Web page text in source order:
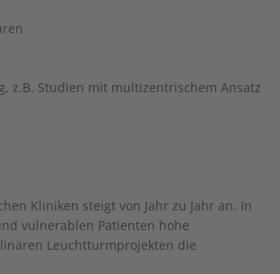
z.B. Studien mit multizentrischem Ansatz
Kliniken steigt von Jahr zu Jahr an. In
vulnerablen Patienten hohe
Leuchtturmprojekten die